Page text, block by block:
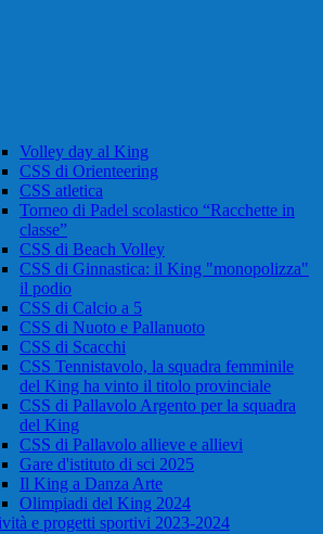
Volley day al King
CSS di Orienteering
CSS atletica
Torneo di Padel scolastico “Racchette in
classe”
CSS di Beach Volley
CSS di Ginnastica: il King "monopolizza"
il podio
CSS di Calcio a 5
CSS di Nuoto e Pallanuoto
CSS di Scacchi
CSS Tennistavolo, la squadra femminile
del King ha vinto il titolo provinciale
CSS di Pallavolo Argento per la squadra
del King
CSS di Pallavolo allieve e allievi
Gare d'istituto di sci 2025
Il King a Danza Arte
Olimpiadi del King 2024
e progetti sportivi 2023-2024